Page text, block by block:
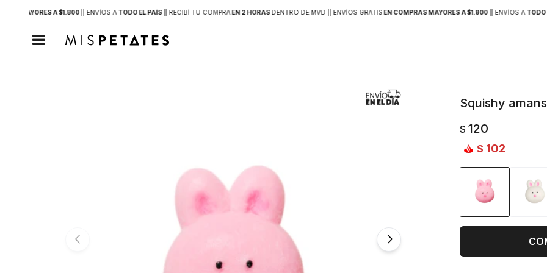
MAYORES A $1.800 | ENVÍOS A TODO EL PAÍS | RECIBÍ TU COMPRAEN 2 HORASDENTRO DE MVD | | ENVÍOS GRATISEN COMPRAS MAYORES A $1.800 | ENVÍOS A TODO

Squishy
$ 120
$ 102